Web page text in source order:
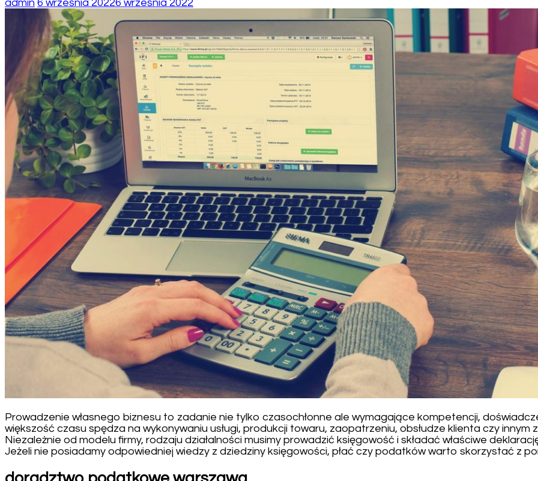
admin 6 września 20226 września 2022
Prowadzenie własnego biznesu to zadanie nie tylko czasochłonne ale wymagające kompetencji,
większość czasu spędza na wykonywaniu usługi, produkcji towaru, zaopatrzeniu, obsłudze klienta czy innym
Niezależnie od modelu firmy, rodzaju działalności musimy prowadzić księgowość i składać właściwe
Jeżeli nie posiadamy odpowiedniej wiedzy z dziedziny księgowości, płać czy podatków warto skorzystać z